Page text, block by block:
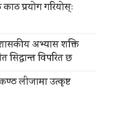
प्रयोग गरियोस्ः
अभ्यास शक्ति
विपरित छ
लीजामा उत्कृष्ट